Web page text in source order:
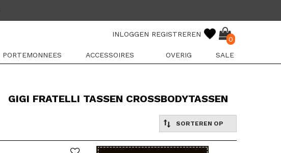
INLOGGEN REGISTREREN
0
PORTEMONNEES ACCESSOIRES OVERIG SALE
GIGI FRATELLI TASSEN CROSSBODYTASSEN
SORTEREN OP